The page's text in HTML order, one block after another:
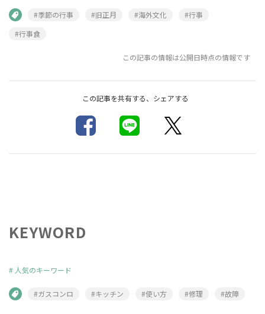
#季節の行事 #旧正月 #海外文化
#行事
#行事食
この記事の情報は公開日時点の情報です
この記事を共有する、シェアする
KEYWORD
# 人気のキーワード
#ガスコンロ #キッチン #使い方 #修理 #故障